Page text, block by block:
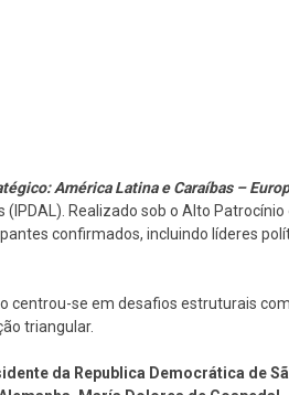
América Latina e Caraíbas –
Realizado sob o Alto
confirmados, incluindo líderes
centrou-se em desafios estruturais
triangular.
da Republica Democrática de